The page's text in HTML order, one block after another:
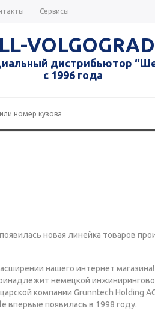
Сервисы
дистрибьютор
с 1996 года
новая линейка товаров
нашего интернет
немецкой
компании Grunntech Holding
впервые появилась в 1998 году.